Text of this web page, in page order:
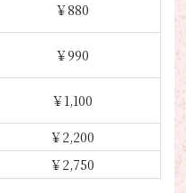
￥880
￥990
￥1,100
￥2,200
￥2,750